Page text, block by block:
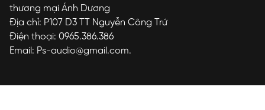
thương mại Ánh Dương
Địa chỉ: P107 D3 TT Nguyễn Công Trứ
Điện thoại: 0965.386.386
Email: Ps-audio@gmail.com.